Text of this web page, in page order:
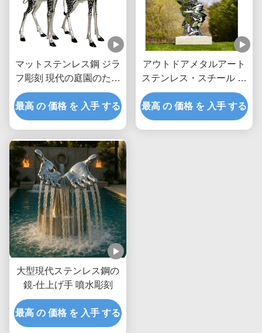
マットステンレス鋼 ジラ
フ彫刻 現代の庭園のため
のエレガント抽象デュオ
最高 の 価格 を 入手 する
アウトドアメタルアート
ステンレス・スチール モ
ダン抽象彫刻
最高 の 価格 を 入手 する
大型現代ステンレス鋼の
鏡-仕上げ手 噴水彫刻
最高 の 価格 を 入手 する